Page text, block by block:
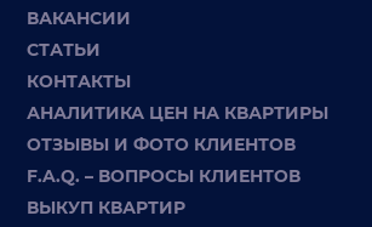
ВАКАНСИИ
СТАТЬИ
КОНТАКТЫ
АНАЛИТИКА ЦЕН НА КВАРТИРЫ
ОТЗЫВЫ И ФОТО КЛИЕНТОВ
F.A.Q. – ВОПРОСЫ КЛИЕНТОВ
ВЫКУП КВАРТИР